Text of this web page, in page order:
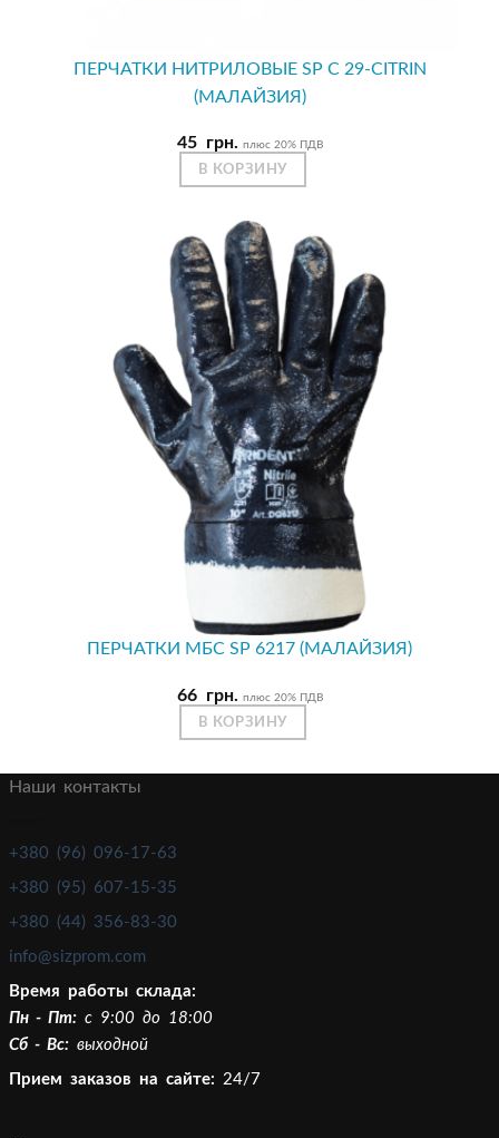
ПЕРЧАТКИ НИТРИЛОВЫЕ SP С 29-CITRIN
(МАЛАЙЗИЯ)
45 грн. плюс 20% ПДВ
В КОРЗИНУ
ПЕРЧАТКИ МБС SP 6217 (МАЛАЙЗИЯ)
66 грн. плюс 20% ПДВ
В КОРЗИНУ
Наши контакты
+380 (96) 096-17-63
+380 (95) 607-15-35
+380 (44) 356-83-30
info@sizprom.com
Время работы склада:
Пн - Пт: c 9:00 до 18:00
Сб - Вс: выходной
Прием заказов на сайте:24/7